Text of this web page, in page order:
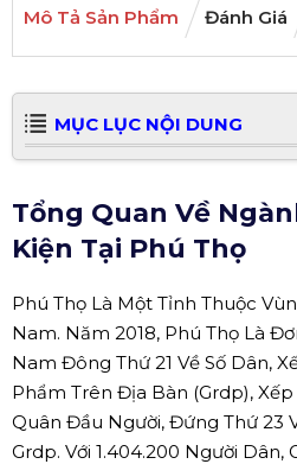
Mô Tả Sản Phẩm Đánh Giá
MỤC LỤC NỘI DUNG
Tổng Quan Về
Kiện Tại Phú Thọ
Phú Thọ Là Một Tỉnh Thuộc
Nam. Năm 2018, Phú Thọ Là
Nam Đông Thứ 21 Về Số Dân,
Phẩm Trên Địa Bàn (Grdp),
Quân Đầu Người, Đứng Thứ 23
Grdp. Với 1.404.200 Người Dân,